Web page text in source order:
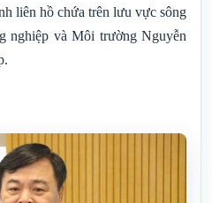
liên hồ chứa trên lưu vực sông
nghiệp và Môi trường Nguyễn